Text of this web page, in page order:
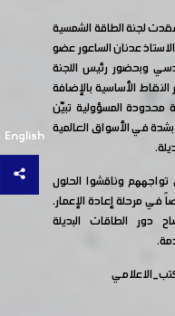
English
لجنة الطاقة الشمسية
الاستاذ عدنان الساعور عضو
وبحضور رئيس اللجنة
الأساسية بالإضافة
محدودة المسؤولية تبيّن
في الأسواق العالمية
وناقشوا الحلول
في مرحلة إعادة الإعمار.
دور الطاقات البديلة